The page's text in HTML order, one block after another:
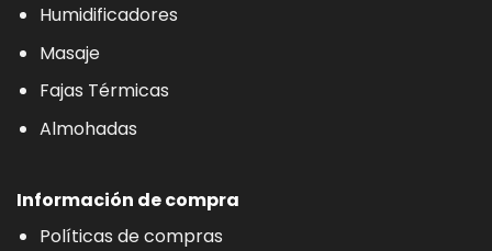
Humidificadores
Masaje
Fajas Térmicas
Almohadas
Información de compra
Políticas de compras